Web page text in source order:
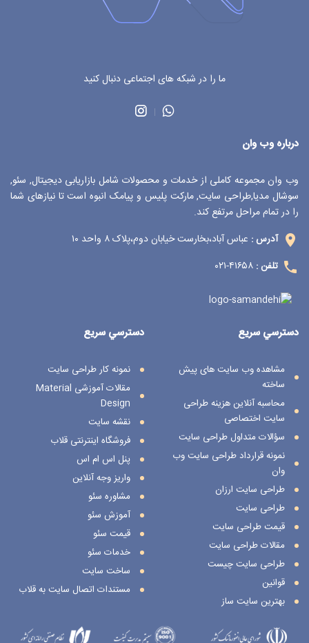
درباره وب وان
وب وان مجموعه کاملی از خدمات و محصولات شامل بازاریابی دیجیتال, سئو,
سوشال مدیا,طراحی سایت, مارکت پلیس و پیامک انبوه است تا نیازهای شما
را در تمام مراحل مرتفع کند.
آدرس : عباس آباد،بخارست خیابان دوم،پلاک ۸ واحد ۱۰
تلفن : ۴۱۶۵۸-۰۲۱
ما را در شبکه های اجتماعی دنبال کنید
دسترسي سريع
نمونه کار طراحی سایت
مقالات آموزشی Material
Design
نقشه سایت
فروشگاه اینترنتی قلاب
پنل اس ام اس
واریز وجه آنلاین
مشاوره سئو
آموزش سئو
قیمت سئو
خدمات سئو
ساخت سایت
مستندات اتصال سایت به قلاب
دسترسي سريع
مشاهده وب سایت های پیش
ساخته
محاسبه آنلاین هزینه طراحی
سایت اختصاصی
سؤالات متداول طراحی سایت
نمونه قرارداد طراحی سایت وب
وان
طراحی سایت ارزان
طراحی سایت
قیمت طراحی سایت
مقالات طراحی سایت
طراحی سایت چیست
قوانین
بهترین سایت ساز